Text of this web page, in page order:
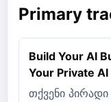
Primary
Build Your AI
Your Private
თქვენი